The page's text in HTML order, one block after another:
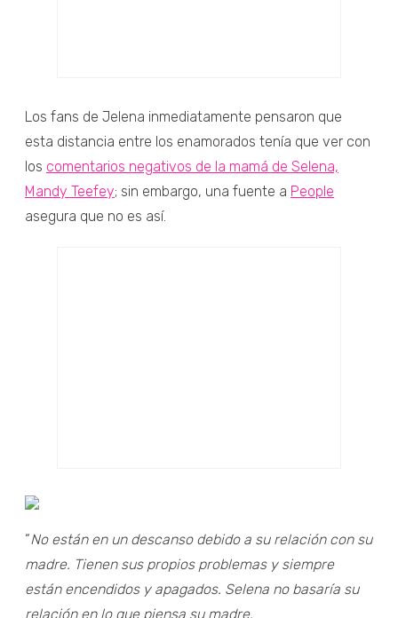
Los fans de Jelena inmediatamente pensaron que
esta distancia entre los enamorados tenía que ver con
los comentarios negativos de la mamá de Selena,
Mandy Teefey; sin embargo, una fuente a People
asegura que no es así.
“No están en un descanso debido a su relación con su
madre. Tienen sus propios problemas y siempre
están encendidos y apagados. Selena no basaría su
relación en lo que piensa su madre.